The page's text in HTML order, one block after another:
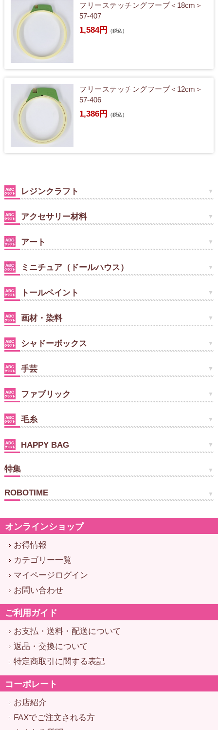
フリーステッチングフープ＜18cm＞
57-407
1,584円 （税込）
フリーステッチングフープ＜12cm＞
57-406
1,386円 （税込）
レジンクラフト
アクセサリー材料
アート
ミニチュア（ドールハウス）
トールペイント
画材・染料
シャドーボックス
手芸
ファブリック
毛糸
HAPPY BAG
特集
ROBOTIME
オンラインショップ
お得情報
カテゴリー一覧
マイページログイン
お問い合わせ
ご利用ガイド
お支払・送料・配送について
返品・交換について
特定商取引に関する表記
コーポレート
お店紹介
FAXでご注文される方